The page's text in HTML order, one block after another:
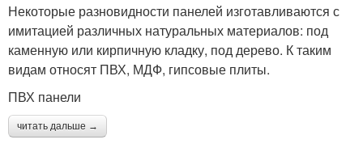
Панели из пластика Панели на стену
Некоторые разновидности панелей изготавливаются с
имитацией различных натуральных материалов: под
каменную или кирпичную кладку, под дерево. К таким
видам относят ПВХ, МДФ, гипсовые плиты.
ПВХ панели
читать дальше →